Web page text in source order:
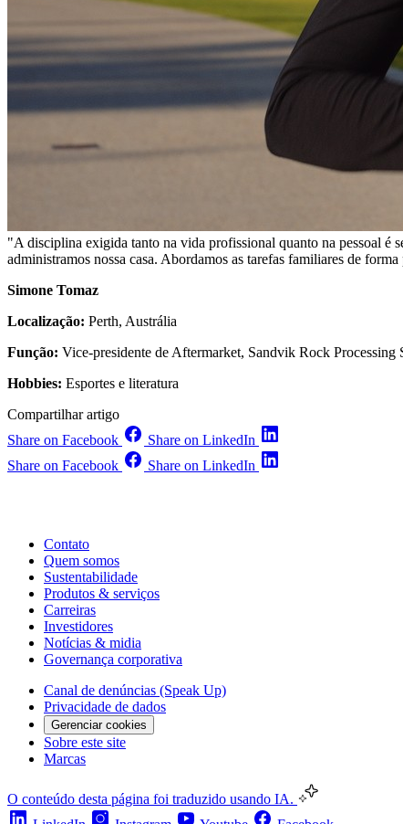
"A disciplina exigida tanto na vida profissional quanto na pessoal é
administramos nossa casa. Abordamos as tarefas familiares de
Simone Tomaz
Localização: Perth, Austrália
Função: Vice-presidente de Aftermarket, Sandvik Rock Processing
Hobbies: Esportes e literatura
Compartilhar artigo
Share on Facebook
Share on LinkedIn
Share on Facebook
Share on LinkedIn
Contato
Quem somos
Sustentabilidade
Produtos & serviços
Carreiras
Investidores
Notícias & midia
Governança corporativa
Canal de denúncias (Speak Up)
Privacidade de dados
Gerenciar cookies
Sobre este site
Marcas
O conteúdo desta página foi traduzido usando IA.